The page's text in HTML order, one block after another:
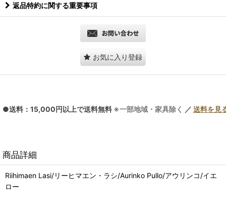
返品特約に関する重要事項
お気に入り登録
●送料：15,000円以上で送料無料 ※一部地域・家具除く ／ 送料を見
商品詳細
Riihimaen Lasi/リーヒマエン・ラシ/Aurinko Pullo/アウリンコ/イエ
ロー